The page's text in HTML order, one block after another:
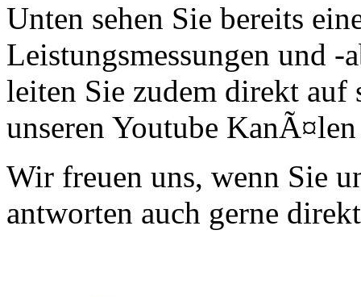
Unten sehen Sie bereits
Leistungsmessungen und -
leiten Sie zudem direkt auf
unseren Youtube
Wir freuen uns, wenn Sie
antworten auch gerne